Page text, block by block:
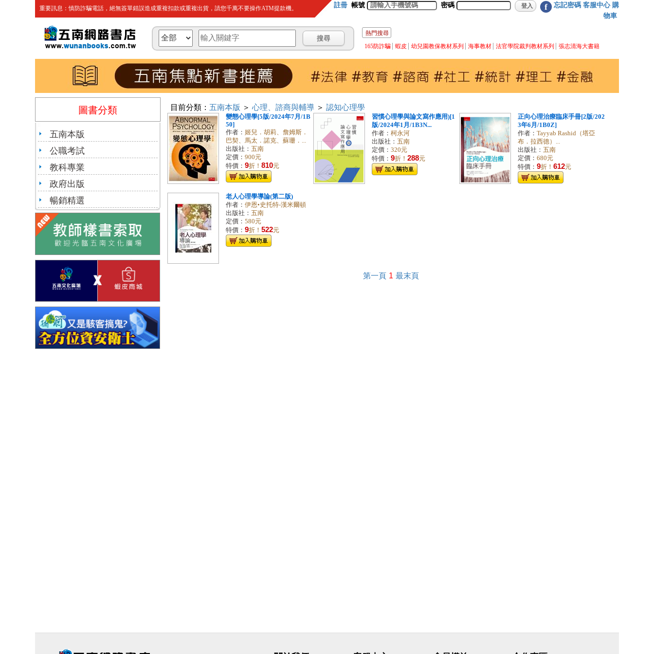
重要訊息：慎防詐騙電話，絕無簽單錯誤造成重複扣款或重複出貨，請您千萬不要操作ATM提款機。 註冊 帳號 密碼 f 忘記密碼 客服中心 購
物車
熱門搜尋
165防詐騙
蝦皮 幼兒園教保教材系列 海事教材 法官學院裁判教材系列 張志清海大書籍
圖書分類
五南本版
公職考試
教科專業
政府出版
暢銷精選
目前分類： 五南本版 ＞ 心理、諮商與輔導 ＞ 認知心理學
變態心理學[5版/2024年7月/1B
50]
作者： 姬兒．胡莉、詹姆斯．
巴契、馬太．諾克、蘇珊．...
出版社： 五南
定價： 900元
特價： 9折！ 810元
習慣心理學與論文寫作應用)[1
版/2024年1月/1B3N...
作者： 柯永河
出版社： 五南
定價： 320元
特價： 9折！ 288元
正向心理治療臨床手冊[2版/202
3年6月/1B0Z]
作者： Tayyab Rashid（塔亞
布．拉西德）...
出版社： 五南
定價： 680元
特價： 9折！ 612元
老人心理學導論(第二版)
作者： 伊恩•史托特-漢米爾頓
出版社： 五南
定價： 580元
特價： 9折！ 522元
第一頁 1 最末頁